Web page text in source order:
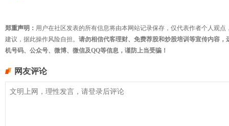
郑重声明： 用户在社区发表的所有信息将由本网站记录保存，仅代表作者个人观
建议，据此操作风险自担。 请勿相信代客理财、免费荐股和炒股培训等宣传内容
机号码、公众号、微博、微信及QQ等信息，谨防上当受骗！
网友评论